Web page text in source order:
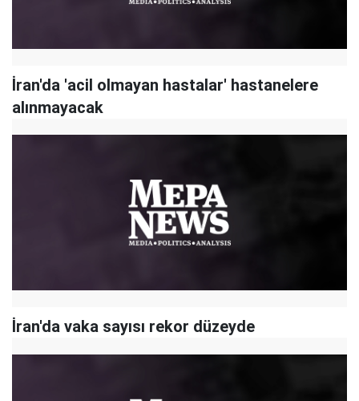
İran'da 'acil olmayan hastalar' hastanelere
alınmayacak
İran'da vaka sayısı rekor düzeyde